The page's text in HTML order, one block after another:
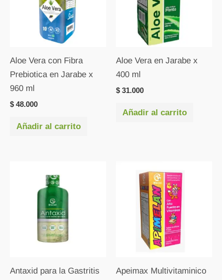
Aloe Vera con Fibra
Prebiotica en Jarabe x
960 ml
$ 48.000
Añadir al carrito
Aloe Vera en Jarabe x
400 ml
$ 31.000
Añadir al carrito
Antaxid para la Gastritis
Apeimax Multivitaminico